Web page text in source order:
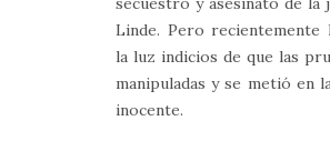
Linde. Pero recientemente
la luz indicios de que las
manipuladas y se metió en
inocente.